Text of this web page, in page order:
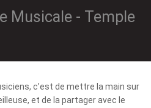
Musicale - Temple
c’est de mettre la main sur
et de la partager avec le